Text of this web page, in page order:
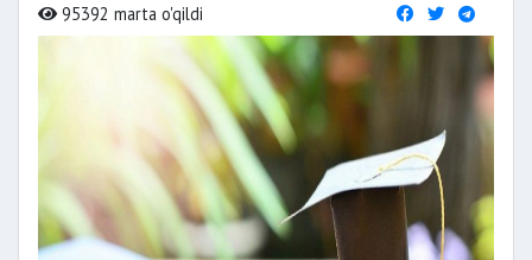
95392 marta o'qildi